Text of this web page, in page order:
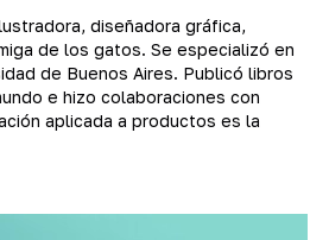
diseñadora gráfica,
de los gatos. Se especializó en
de Buenos Aires. Publicó libros
e hizo colaboraciones con
aplicada a productos es la